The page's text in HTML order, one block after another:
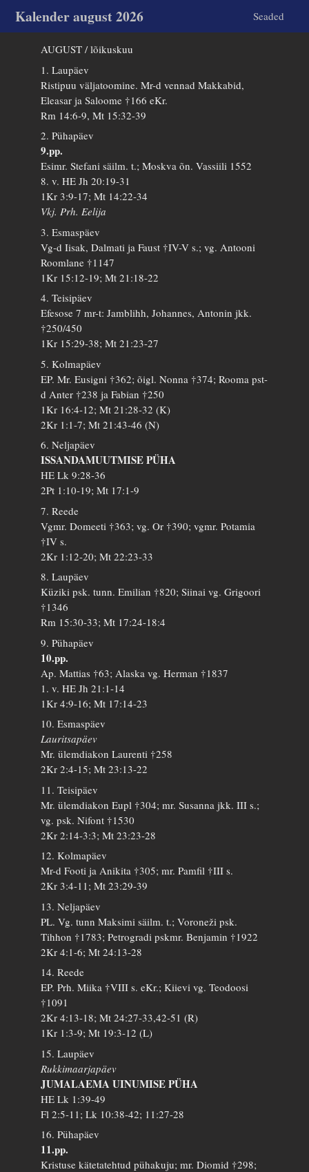
Kalender august 2026 Seaded
AUGUST / lõikuskuu
1. Laupäev
Ristipuu väljatoomine. Mr-d vennad Makkabid,
Eleasar ja Saloome †166 eKr.
Rm 14:6-9, Mt 15:32-39
2. Pühapäev
9.pp.
Esimr. Stefani säilm. t.; Moskva õn. Vassiili 1552
8. v. HE Jh 20:19-31
1Kr 3:9-17; Mt 14:22-34
Vkj. Prh. Eelija
3. Esmaspäev
Vg-d Iisak, Dalmati ja Faust †IV-V s.; vg. Antooni
Roomlane †1147
1Kr 15:12-19; Mt 21:18-22
4. Teisipäev
Efesose 7 mr-t: Jamblihh, Johannes, Antonin jkk.
†250/450
1Kr 15:29-38; Mt 21:23-27
5. Kolmapäev
EP. Mr. Eusigni †362; õigl. Nonna †374; Rooma pst-
d Anter †238 ja Fabian †250
1Kr 16:4-12; Mt 21:28-32 (K)
2Kr 1:1-7; Mt 21:43-46 (N)
6. Neljapäev
ISSANDAMUUTMISE PÜHA
HE Lk 9:28-36
2Pt 1:10-19; Mt 17:1-9
7. Reede
Vgmr. Domeeti †363; vg. Or †390; vgmr. Potamia
†IV s.
2Kr 1:12-20; Mt 22:23-33
8. Laupäev
Küziki psk. tunn. Emilian †820; Siinai vg. Grigoori
†1346
Rm 15:30-33; Mt 17:24-18:4
9. Pühapäev
10.pp.
Ap. Mattias †63; Alaska vg. Herman †1837
1. v. HE Jh 21:1-14
1Kr 4:9-16; Mt 17:14-23
10. Esmaspäev
Lauritsapäev
Mr. ülemdiakon Laurenti †258
2Kr 2:4-15; Mt 23:13-22
11. Teisipäev
Mr. ülemdiakon Eupl †304; mr. Susanna jkk. III s.;
vg. psk. Nifont †1530
2Kr 2:14-3:3; Mt 23:23-28
12. Kolmapäev
Mr-d Footi ja Anikita †305; mr. Pamfil †III s.
2Kr 3:4-11; Mt 23:29-39
13. Neljapäev
PL. Vg. tunn Maksimi säilm. t.; Voroneži psk.
Tihhon †1783; Petrogradi pskmr. Benjamin †1922
2Kr 4:1-6; Mt 24:13-28
14. Reede
EP. Prh. Miika †VIII s. eKr.; Kiievi vg. Teodoosi
†1091
2Kr 4:13-18; Mt 24:27-33,42-51 (R)
1Kr 1:3-9; Mt 19:3-12 (L)
15. Laupäev
Rukkimaarjapäev
JUMALAEMA UINUMISE PÜHA
HE Lk 1:39-49
Fl 2:5-11; Lk 10:38-42; 11:27-28
16. Pühapäev
11.pp.
Kristuse kätetatehtud pühakuju; mr. Diomid †298;